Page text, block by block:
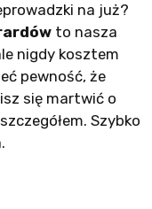
na już?
to nasza
nigdy kosztem
pewność, że
się martwić o
Szybko